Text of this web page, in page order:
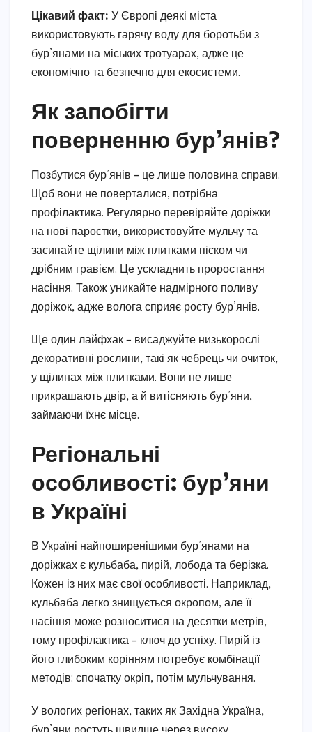
Цікавий факт: У Європі деякі міста
використовують гарячу воду для боротьби з
бур’янами на міських тротуарах, адже це
економічно та безпечно для екосистеми.
Як запобігти
поверненню бур’янів?
Позбутися бур’янів – це лише половина справи.
Щоб вони не поверталися, потрібна
профілактика. Регулярно перевіряйте доріжки
на нові паростки, використовуйте мульчу та
засипайте щілини між плитками піском чи
дрібним гравієм. Це ускладнить проростання
насіння. Також уникайте надмірного поливу
доріжок, адже волога сприяє росту бур’янів.
Ще один лайфхак – висаджуйте низькорослі
декоративні рослини, такі як чебрець чи очиток,
у щілинах між плитками. Вони не лише
прикрашають двір, а й витісняють бур’яни,
займаючи їхнє місце.
Регіональні
особливості: бур’яни
в Україні
В Україні найпоширенішими бур’янами на
доріжках є кульбаба, пирій, лобода та берізка.
Кожен із них має свої особливості. Наприклад,
кульбаба легко знищується окропом, але її
насіння може розноситися на десятки метрів,
тому профілактика – ключ до успіху. Пирій із
його глибоким корінням потребує комбінації
методів: спочатку окріп, потім мульчування.
У вологих регіонах, таких як Західна Україна,